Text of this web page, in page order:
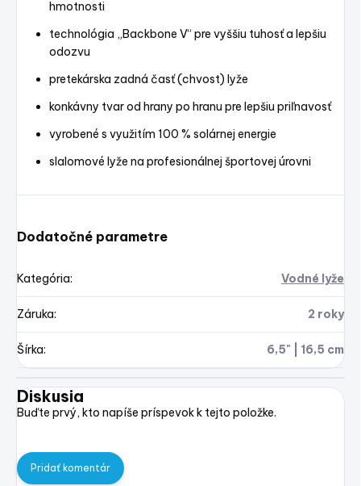
hmotnosti
technológia „Backbone V“ pre vyššiu tuhosť a lepšiu
odozvu
pretekárska zadná časť (chvost) lyže
konkávny tvar od hrany po hranu pre lepšiu priľnavosť
vyrobené s využitím 100 % solárnej energie
slalomové lyže na profesionálnej športovej úrovni
Dodatočné parametre
Kategória: Vodné lyže
Záruka: 2 roky
Šírka: 6,5" | 16,5 cm
Diskusia
Buďte prvý, kto napíše príspevok k tejto položke.
Pridať komentár